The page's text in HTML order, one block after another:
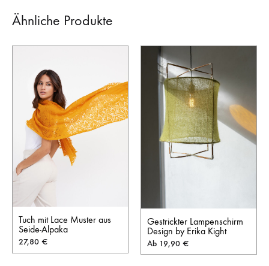
Ähnliche Produkte
Tuch mit Lace Muster aus
Seide-Alpaka
27,80 €
Gestrickter Lampenschirm
Design by Erika Kight
Ab 19,90 €